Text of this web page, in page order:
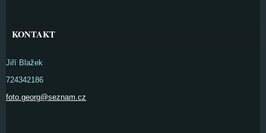
KONTAKT
Jiří Blažek
724342186
foto.georg@seznam.cz